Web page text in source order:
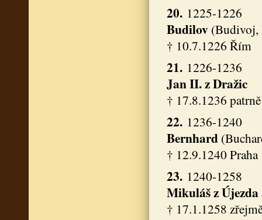
20.1225-1226
Budilov(Budivoj,
† 10.7.1226 Řím
21.1226-1236
Jan II.z Dražic
† 17.8.1236
22.1236-1240
Bernhard
† 12.9.1240 Praha
23.1240-1258
Mikulášz
† 17.1.1258